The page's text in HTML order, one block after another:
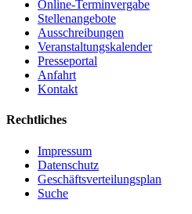
Online-Terminvergabe
Stellenangebote
Ausschreibungen
Veranstaltungskalender
Presseportal
Anfahrt
Kontakt
Rechtliches
Impressum
Datenschutz
Geschäftsverteilungsplan
Suche